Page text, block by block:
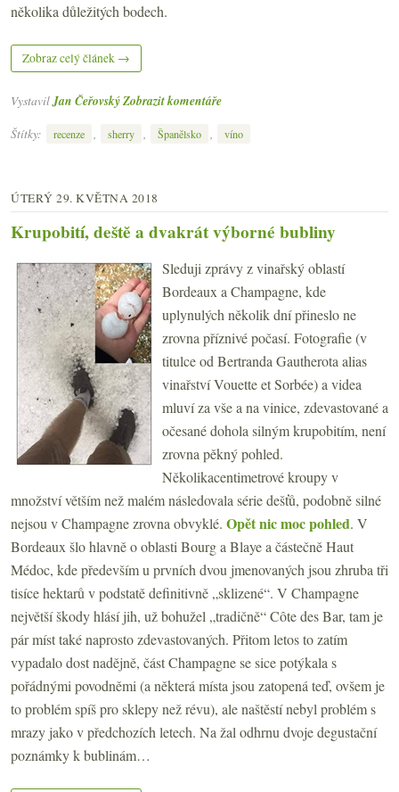
několika důležitých bodech.
Zobraz celý článek →
VystavilJan ČeřovskýZobrazit komentáře
Štítky:
recenze , sherry , Španělsko , víno
ÚTERÝ 29. KVĚTNA 2018
Krupobití, deště a dvakrát výborné bubliny
Sleduji zprávy z vinařský oblastí
Bordeaux a Champagne, kde
uplynulých několik dní přineslo ne
zrovna příznivé počasí. Fotografie (v
titulce od Bertranda Gautherota alias
vinařství Vouette et Sorbée) a videa
mluví za vše a na vinice, zdevastované a
očesané dohola silným krupobitím, není
zrovna pěkný pohled.
Několikacentimetrové kroupy v
množství větším než malém následovala série dešťů, podobně silné
nejsou v Champagne zrovna obvyklé. Opět nic moc pohled. V
Bordeaux šlo hlavně o oblasti Bourg a Blaye a částečně Haut
Médoc, kde především u prvních dvou jmenovaných jsou zhruba tři
tisíce hektarů v podstatě definitivně „sklizené“. V Champagne
největší škody hlásí jih, už bohužel „tradičně“ Côte des Bar, tam je
pár míst také naprosto zdevastovaných. Přitom letos to zatím
vypadalo dost nadějně, část Champagne se sice potýkala s
pořádnými povodněmi (a některá místa jsou zatopená teď, ovšem je
to problém spíš pro sklepy než révu), ale naštěstí nebyl problém s
mrazy jako v předchozích letech. Na žal odhrnu dvoje degustační
poznámky k bublinám…